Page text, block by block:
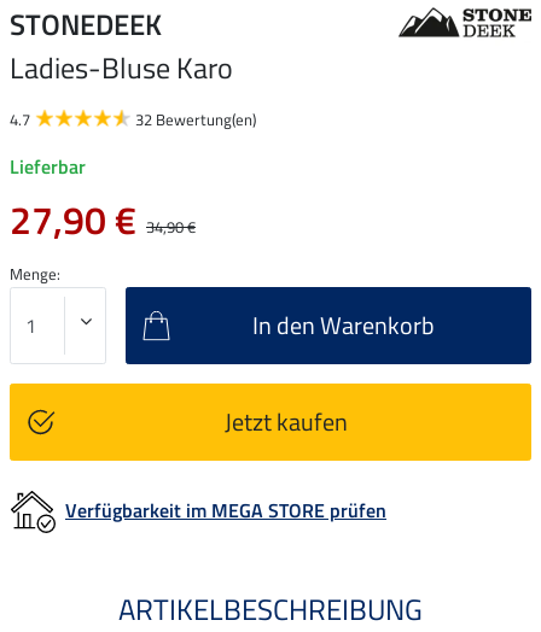
STONEDEEK
Ladies-Bluse Karo
4.7 32 Bewertung(en)
Lieferbar
27,90 € 34,90 €
Menge:
In den Warenkorb
Jetzt kaufen
Verfügbarkeit im MEGA STORE prüfen
ARTIKELBESCHREIBUNG